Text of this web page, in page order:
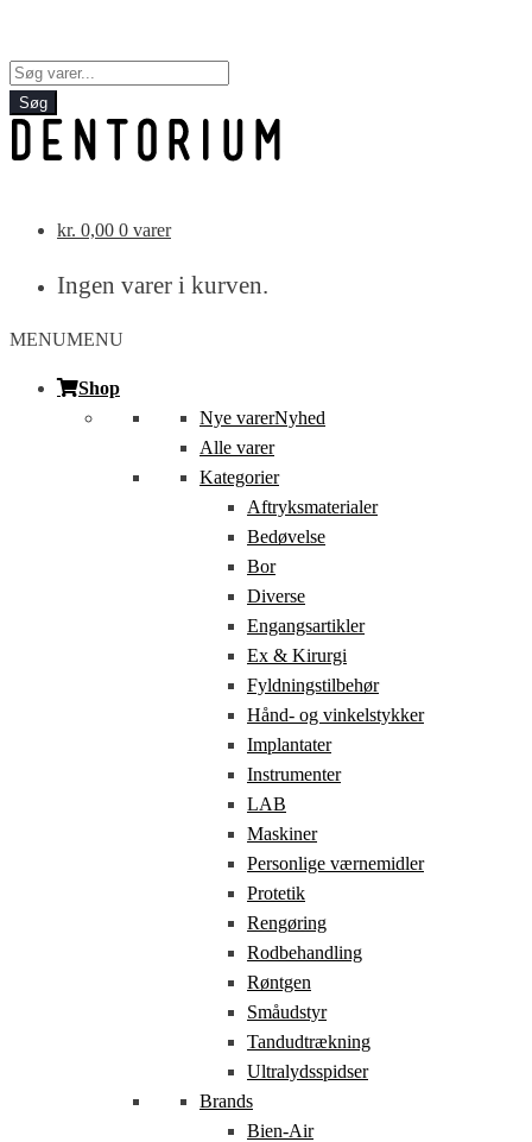
Products
search
Søg
kr. 0,00 0 varer
Ingen varer i kurven.
MENUMENU
Shop
Nye varerNyhed
Alle varer
Kategorier
Aftryksmaterialer
Bedøvelse
Bor
Diverse
Engangsartikler
Ex & Kirurgi
Fyldningstilbehør
Hånd- og vinkelstykker
Implantater
Instrumenter
LAB
Maskiner
Personlige værnemidler
Protetik
Rengøring
Rodbehandling
Røntgen
Småudstyr
Tandudtrækning
Ultralydsspidser
Brands
Bien-Air